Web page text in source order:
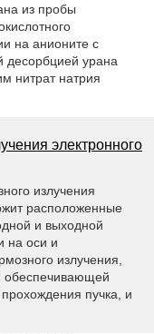
из пробы
на анионите с
урана
нитрат натрия
электронного
излучения
расположенные
и выходной
на оси и
излучения,
обеспечивающей
пучка, и